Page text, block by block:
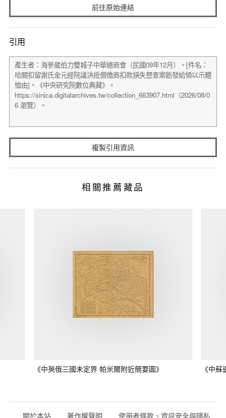
前往原始連結
引用
複製引用資訊
相關推薦藏品
《中英俄三國未定界 帕米爾附近簡要圖》 《中
關於本站 著作權聲明 使用者條款、資訊安全與隱私